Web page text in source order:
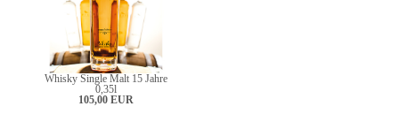
Whisky Single Malt 15 Jahre
0,35l
105,00 EUR